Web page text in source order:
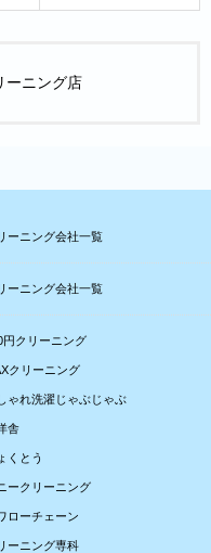
ーニング店
ーニング会社一覧
ーニング会社一覧
円クリーニング
クリーニング
ゃれ洗濯じゃぶじゃぶ
舎
くとう
ークリーニング
ローチェーン
ーニング専科